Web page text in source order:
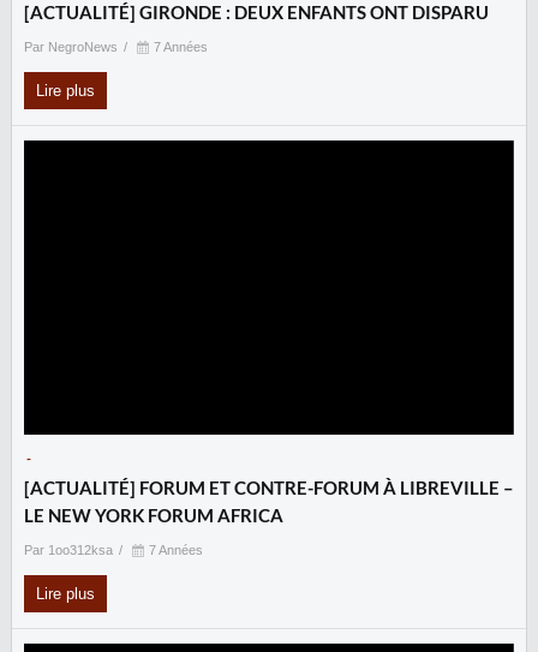
[ACTUALITÉ] GIRONDE : DEUX ENFANTS ONT DISPARU
Par NegroNews 7 Années
Lire plus
-
[ACTUALITÉ] FORUM ET CONTRE-FORUM À LIBREVILLE –
LE NEW YORK FORUM AFRICA
Par 1oo312ksa 7 Années
Lire plus